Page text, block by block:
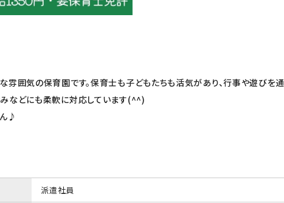
雰囲気の保育園です。保育士も子どもたちも活気があり、行事や遊びを
などにも柔軟に対応しています(^^)
♪
派遣社員